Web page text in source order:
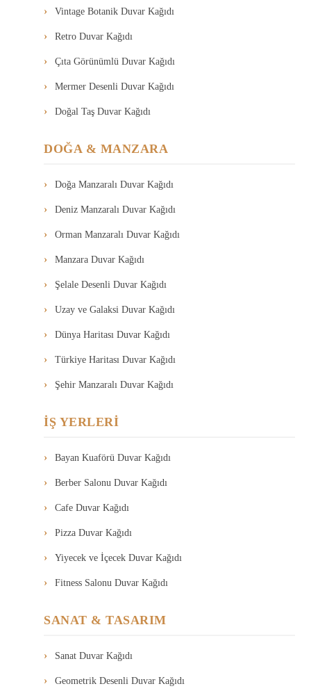
Vintage Botanik Duvar Kağıdı
Retro Duvar Kağıdı
Çıta Görünümlü Duvar Kağıdı
Mermer Desenli Duvar Kağıdı
Doğal Taş Duvar Kağıdı
DOĞA & MANZARA
Doğa Manzaralı Duvar Kağıdı
Deniz Manzaralı Duvar Kağıdı
Orman Manzaralı Duvar Kağıdı
Manzara Duvar Kağıdı
Şelale Desenli Duvar Kağıdı
Uzay ve Galaksi Duvar Kağıdı
Dünya Haritası Duvar Kağıdı
Türkiye Haritası Duvar Kağıdı
Şehir Manzaralı Duvar Kağıdı
İŞ YERLERİ
Bayan Kuaförü Duvar Kağıdı
Berber Salonu Duvar Kağıdı
Cafe Duvar Kağıdı
Pizza Duvar Kağıdı
Yiyecek ve İçecek Duvar Kağıdı
Fitness Salonu Duvar Kağıdı
SANAT & TASARIM
Sanat Duvar Kağıdı
Geometrik Desenli Duvar Kağıdı